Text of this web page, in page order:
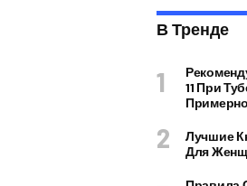
В Тренде
11 При
Лучшие
Для